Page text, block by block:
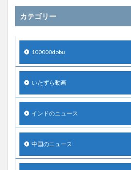
カテゴリー
100000dobu
いたずら動画
インドのニュース
中国のニュース